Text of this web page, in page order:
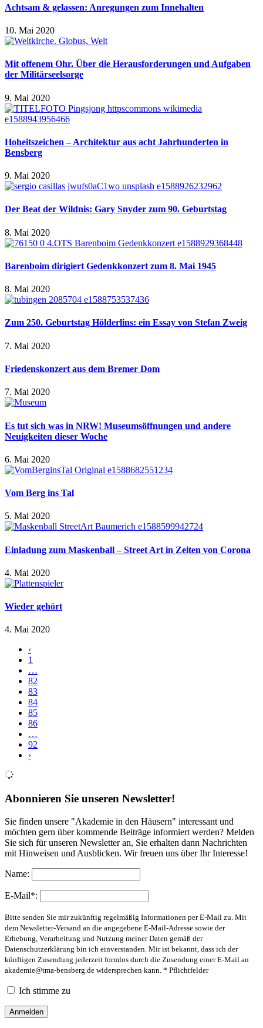
Achtsam & gelassen: Anregungen zum Innehalten
10. Mai 2020
Mit offenem Ohr. Über die Herausforderungen und Aufgaben
der Militärseelsorge
9. Mai 2020
Hoheitszeichen – Architektur aus acht Jahrhunderten in
Bensberg
9. Mai 2020
Der Beat der Wildnis: Gary Snyder zum 90. Geburtstag
8. Mai 2020
Barenboim dirigiert Gedenkkonzert zum 8. Mai 1945
8. Mai 2020
Zum 250. Geburtstag Hölderlins: ein Essay von Stefan Zweig
7. Mai 2020
Friedenskonzert aus dem Bremer Dom
7. Mai 2020
Es tut sich was in NRW! Museumsöffnungen und andere
Neuigkeiten dieser Woche
6. Mai 2020
Vom Berg ins Tal
5. Mai 2020
Einladung zum Maskenball – Street Art in Zeiten von Corona
4. Mai 2020
Wieder gehört
4. Mai 2020
‹
1
…
82
83
84
85
86
…
92
›
Abonnieren Sie unseren Newsletter!
Sie finden unsere "Akademie in den Häusern" interessant und
möchten gern über kommende Beiträge informiert werden? Melden
Sie sich für unseren Newsletter an, Sie erhalten dann Nachrichten
mit Hinweisen und Ausblicken. Wir freuen uns über Ihr Interesse!
Name:
E-Mail*:
Bitte senden Sie mir zukünftig regelmäßig Informationen per E-Mail zu. Mit
dem Newsletter-Versand an die angegebene E-Mail-Adresse sowie der
Erhebung, Verarbeitung und Nutzung meiner Daten gemäß der
Datenschutzerklärung bin ich einverstanden. Mir ist bekannt, dass ich der
künftigen Zusendung jederzeit formlos durch die Zusendung einer E-Mail an
akademie@tma-bensberg.de widersprechen kann. * Pflichtfelder
Ich stimme zu